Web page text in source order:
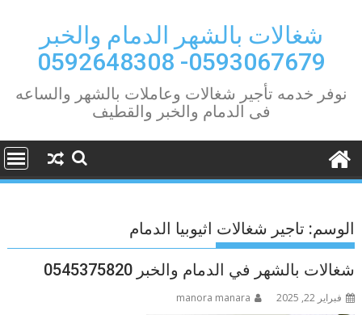
contentشغالات بالشهر الدمام والخبر
0593067679- 0592648308
نوفر خدمه تأجير شغالات وعاملات بالشهر والساعه
فى الدمام والخبر والقطيف
الوسم: تاجير شغالات اثيوبيا الدمام
شغالات بالشهر في الدمام والخبر 0545375820
فبراير 22, 2025 manora manara